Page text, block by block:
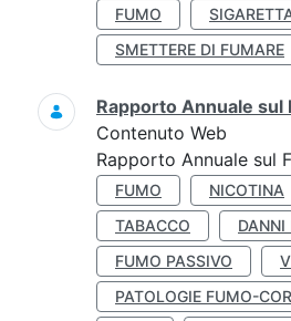
FUMO
SMETTERE DI FUMARE
Rapporto Annuale sul
Contenuto Web
Rapporto Annuale sul
FUMO NICOTINA
TABACCO
DANNI
FUMO PASSIVO
PATOLOGIE FUMO-